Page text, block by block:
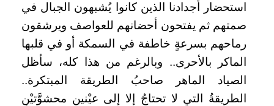
استحضار أجدادنا الذين كانوا يُشبهون الجبال في
صمتهم ثم يفتحون أحضانهم للعواصف ويرشقون
رماحهم بسرعةٍ خاطفة في السمكة أو في قلبها
الماكر بالأحرى.. وبالرغم من هذا كله، سأظل
الصياد الماهر صاحبُ الطريقة المبتكرة..
الطريقةُ التي لا تحتاجُ إلا إلى عيْنين محشوَّتيْنِ